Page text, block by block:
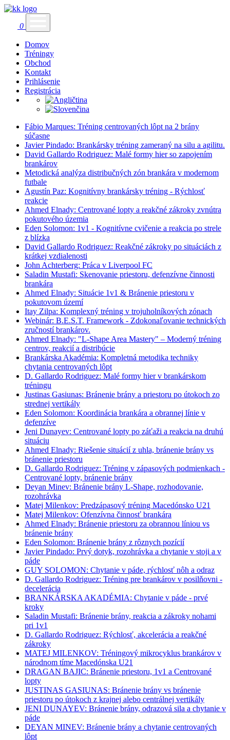
0
Domov
Tréningy
Obchod
Kontakt
Prihlásenie
Registrácia
Fábio Marques: Tréning centrovaných lôpt na 2 brány
súčasne
Javier Pindado: Brankársky tréning zameraný na silu a agilitu.
David Gallardo Rodriguez: Malé formy hier so zapojením
brankárov
Metodická analýza distribučných zón brankára v modernom
futbale
Agustín Paz: Kognitívny brankársky tréning - Rýchlosť
reakcie
Ahmed Elnady: Centrované lopty a reakčné zákroky zvnútra
pokutového územia
Eden Solomon: 1v1 - Kognitívne cvičenie a reakcia po strele
z blízka
David Gallardo Rodriguez: Reakčné zákroky po situáciách z
krátkej vzdialenosti
John Achterberg: Práca v Liverpool FC
Saladin Mustafi: Skenovanie priestoru, defenzívne činnosti
brankára
Ahmed Elnady: Situácie 1v1 & Bránenie priestoru v
pokutovom území
Itay Zilpa: Komplexný tréning v trojuholníkových zónach
Webinár: B.E.S.T. Framework - Zdokonaľovanie technických
zručností brankárov.
Ahmed Elnady: "L-Shape Area Mastery" – Moderný tréning
centrov, reakcií a distribúcie
Brankárska Akadémia: Kompletná metodika techniky
chytania centrovaných lôpt
D. Gallardo Rodriguez: Malé formy hier v brankárskom
tréningu
Justinas Gasiunas: Bránenie brány a priestoru po útokoch zo
strednej vertikály
Eden Solomon: Koordinácia brankára a obrannej línie v
defenzíve
Jeni Dunayev: Centrované lopty po záťaži a reakcia na druhú
situáciu
Ahmed Elnady: Riešenie situácií z uhla, bránenie brány vs
bránenie priestoru
D. Gallardo Rodriguez: Tréning v zápasových podmienkach -
Centrované lopty, bránenie brány
Deyan Minev: Bránenie brány L-Shape, rozhodovanie,
rozohrávka
Matej Milenkov: Predzápasový tréning Macedónsko U21
Matej Milenkov: Ofenzívna činnosť brankára
Ahmed Elnady: Bránenie priestoru za obrannou líniou vs
bránenie brány
Eden Solomon: Bránenie brány z rôznych pozícií
Javier Pindado: Prvý dotyk, rozohrávka a chytanie v stoji a v
páde
GUY SOLOMON: Chytanie v páde, rýchlosť nôh a odraz
D. Gallardo Rodriguez: Tréning pre brankárov v posilňovni -
decelerácia
BRANKÁRSKA AKADÉMIA: Chytanie v páde - prvé
kroky
Saladin Mustafi: Bránenie brány, reakcia a zákroky nohami
pri 1v1
D. Gallardo Rodriguez: Rýchlosť, akcelerácia a reakčné
zákroky
MATEJ MILENKOV: Tréningový mikrocyklus brankárov v
národnom tíme Macedónska U21
DRAGAN BAJIC: Bránenie priestoru, 1v1 a Centrované
lopty
JUSTINAS GASIUNAS: Bránenie brány vs bránenie
priestoru po útokoch z krajnej alebo centrálnej vertikály
JENI DUNAYEV: Bránenie brány, odrazová sila a chytanie v
páde
DEYAN MINEV: Bránenie brány a chytanie centrovaných
lôpt